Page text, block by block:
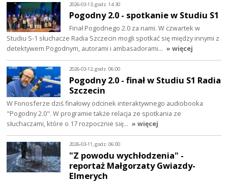
2026-03-13, godz. 14:30
Pogodny 2.0 - spotkanie w Studiu S1
Finał Pogodnego 2.0 za nami. W czwartek w
Studiu S-1 słuchacze Radia Szczecin mogli spotkać się między innymi z
detektywem Pogodnym, autorami i ambasadorami… » więcej
2026-03-12, godz. 06:00
Pogodny 2.0 - finał w Studiu S1 Radia
Szczecin
W Fonosferze dziś finałowy odcinek interaktywnego audiobooka
"Pogodny 2.0". W programie także relacja ze spotkania ze
słuchaczami, które o 17 rozpocznie się… » więcej
2026-03-11, godz. 06:00
"Z powodu wychłodzenia" -
reportaż Małgorzaty Gwiazdy-
Elmerych